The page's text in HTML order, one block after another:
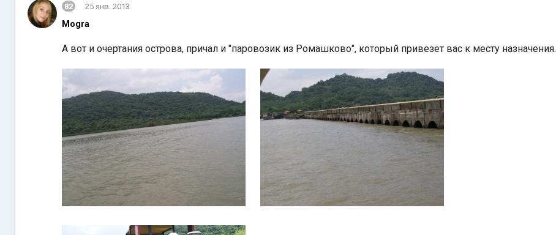
82 25 янв. 2013
Mogra
А вот и очертания острова, причал и "паровозик из Ромашково", который привезет вас к месту назначения.